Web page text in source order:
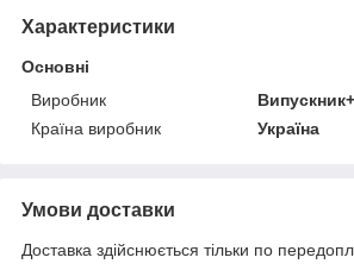
Характеристики
Основні
Виробник
Випускник+
Країна виробник
Україна
Умови доставки
Доставка здійснюється тільки по